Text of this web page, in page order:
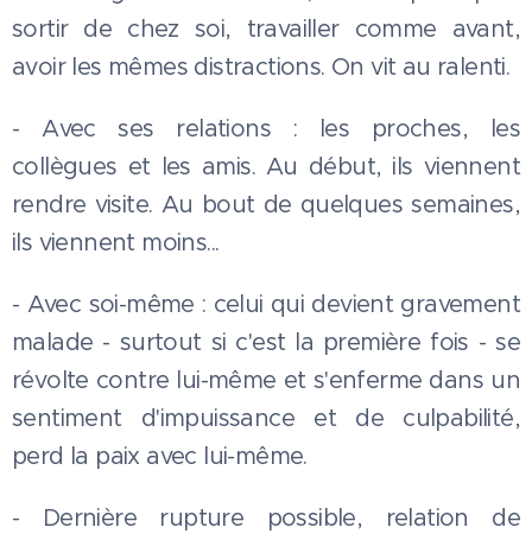
sortir de chez soi, travailler comme avant,
avoir les mêmes distractions. On vit au ralenti.
- Avec ses relations : les proches, les
collègues et les amis. Au début, ils viennent
rendre visite. Au bout de quelques semaines,
ils viennent moins...
- Avec soi-même : celui qui devient gravement
malade - surtout si c'est la première fois - se
révolte contre lui-même et s'enferme dans un
sentiment d'impuissance et de culpabilité,
perd la paix avec lui-même.
- Dernière rupture possible, relation de